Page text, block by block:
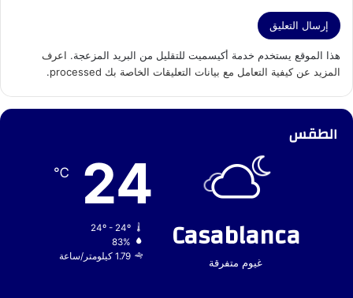
هذا الموقع يستخدم خدمة أكيسميت للتقليل من البريد المزعجة. اعرف
المزيد عن كيفية التعامل مع بيانات التعليقات الخاصة بك processed
.
الطقس
Casablanca
غيوم متفرقة
24
℃
24º - 24º
83%
1.79 كيلومتر/ساعة